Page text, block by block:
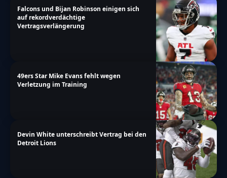
Falcons und Bijan Robinson einigen sich
auf rekordverdächtige
Vertragsverlängerung
49ers Star Mike Evans fehlt wegen
Verletzung im Training
Devin White unterschreibt Vertrag bei den
Detroit Lions